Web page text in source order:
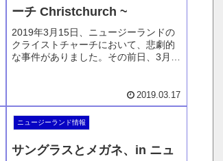
ーチ Christchurch ~
2019年3月15日、ニュージーランドの
クライストチャーチにおいて、悲劇的
な事件がありました。その前日、3月14
ました。この時には翌日のことなど想
像もせず。地震や銃乱射事件の悲劇の
街ではなく、本当のチャーチの街を日
本の方にも知ってもらいたく、投稿し
ました。
2019.03.17
ニュージーランド情報
サングラスとメガネ、in ニュ